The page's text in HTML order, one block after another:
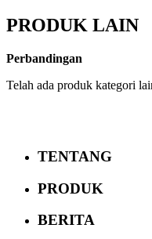
PRODUK LAIN
Perbandingan
Telah ada produk kategori
TENTANG
PRODUK
BERITA